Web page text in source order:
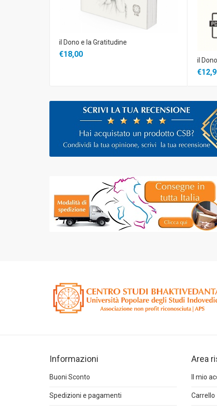
il Dono e la Gratitudine
€18,00
il
Informazioni
Buoni Sconto
Spedizioni e pagamenti
Area
Il mio
Carrello